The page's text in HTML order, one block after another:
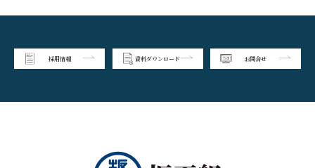
採用情報 資料ダウンロード お問合せ